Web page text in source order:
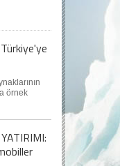
örnek